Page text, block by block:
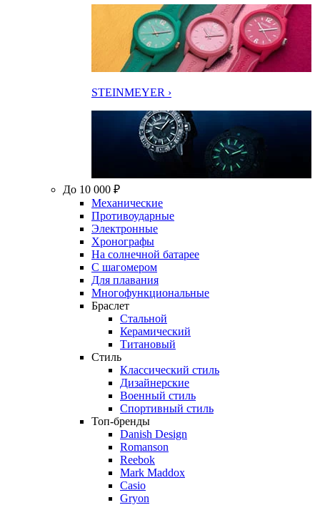
STEINMEYER ›
До 10 000 ₽
Механические
Противоударные
Электронные
Хронографы
На солнечной батарее
С шагомером
Для плавания
Многофункциональные
Браслет
Стальной
Керамический
Титановый
Стиль
Классический стиль
Дизайнерские
Военный стиль
Спортивный стиль
Топ-бренды
Danish Design
Romanson
Reebok
Mark Maddox
Casio
Gryon